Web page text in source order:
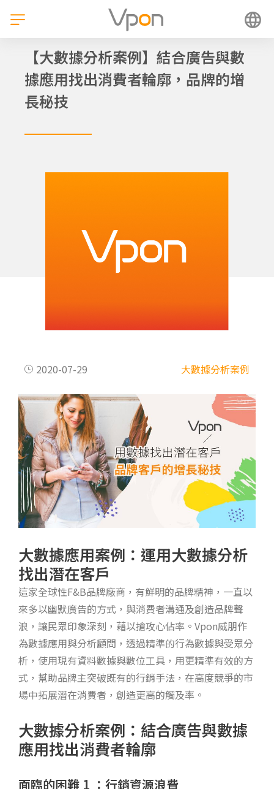
【大數據分析案例】結合廣告與數
據應用找出消費者輪廓，品牌的增
長秘技
2020-07-29 大數據分析案例
大數據應用案例：運用大數據分析
找出潛在客戶
這家全球性F&B品牌廠商，有鮮明的品牌精神，一直以
來多以幽默廣告的方式，與消費者溝通及創造品牌聲
浪，讓民眾印象深刻，藉以搶攻心佔率。Vpon威朋作
為數據應用與分析顧問，透過精準的行為數據與受眾分
析，使用現有資料數據與數位工具，用更精準有效的方
式，幫助品牌主突破既有的行銷手法，在高度競爭的市
場中拓展潛在消費者，創造更高的觸及率。
大數據分析案例：結合廣告與數據
應用找出消費者輪廓
面臨的困難 1 ：行銷資源浪費